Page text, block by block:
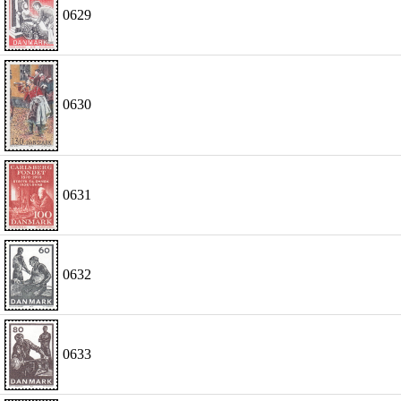
0629
0630
0631
0632
0633